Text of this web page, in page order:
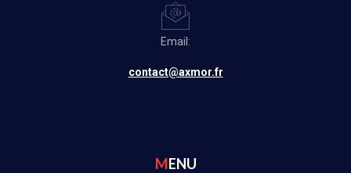
Email:
contact@axmor.fr
MENU